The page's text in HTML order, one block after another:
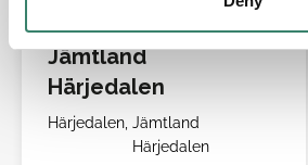
Härjedalen,
Jämtland
Härjedalen
Härjedalen, Jämtland
Härjedalen